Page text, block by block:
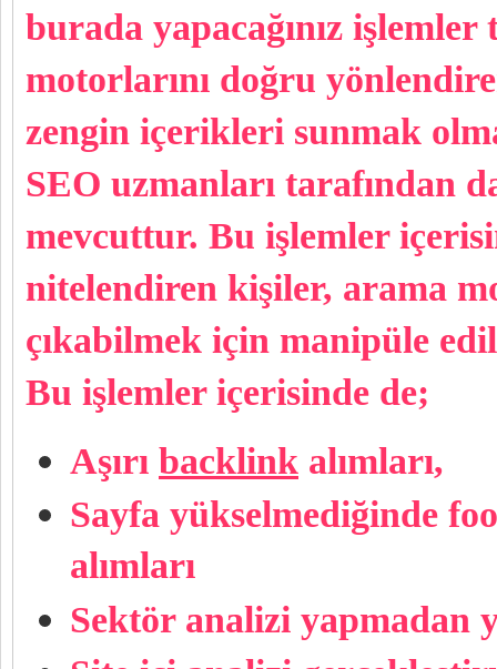
burada yapacağınız
motorlarını doğru
zengin içerikleri sunmak
SEO uzmanları tarafından
mevcuttur. Bu işlemler
nitelendiren kişiler, arama
çıkabilmek için manipüle
Bu işlemler içerisinde de;
Aşırı backlink alımları,
Sayfa yükselmediğinde
alımları
Sektör analizi yapmadan